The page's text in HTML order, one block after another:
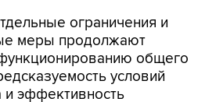
ограничения и
меры продолжают
общего
условий
и эффективность